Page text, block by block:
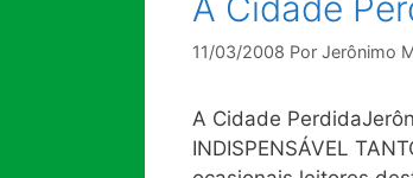
A Cidade
11/03/2008 Por Jerônimo
A Cidade
INDISPENSÁVEL